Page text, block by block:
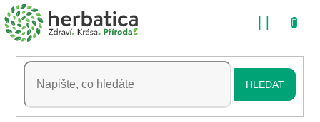
Přejít
na
obsah
HLEDAT